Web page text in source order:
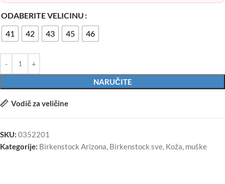
ODABERITE VELICINU
41
42 43 45 46
NARUČITE
Vodič za veličine
SKU: 0352201
Kategorije: Birkenstock Arizona Birkenstock sve Koža muške